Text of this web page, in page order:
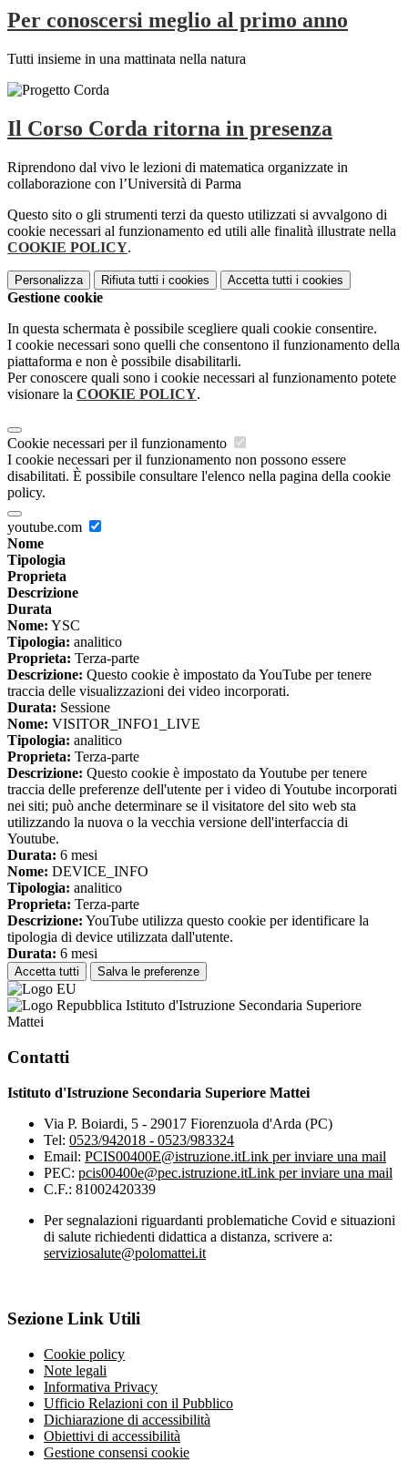
Per conoscersi meglio al primo anno
Tutti insieme in una mattinata nella natura
Il Corso Corda ritorna in presenza
Riprendono dal vivo le lezioni di matematica organizzate in
collaborazione con l’Università di Parma
Questo sito o gli strumenti terzi da questo utilizzati si avvalgono di
cookie necessari al funzionamento ed utili alle finalità illustrate nella
COOKIE POLICY.
Personalizza Rifiuta tutti i cookies Accetta tutti i cookies
Gestione cookie
In questa schermata è possibile scegliere quali cookie consentire.
I cookie necessari sono quelli che consentono il funzionamento della
piattaforma e non è possibile disabilitarli.
Per conoscere quali sono i cookie necessari al funzionamento potete
visionare la COOKIE POLICY.
Cookie necessari per il funzionamento
I cookie necessari per il funzionamento non possono essere
disabilitati. È possibile consultare l'elenco nella pagina della cookie
policy.
youtube.com
Nome
Tipologia
Proprieta
Descrizione
Durata
Nome: YSC
Tipologia: analitico
Proprieta: Terza-parte
Descrizione: Questo cookie è impostato da YouTube per tenere
traccia delle visualizzazioni dei video incorporati.
Durata: Sessione
Nome: VISITOR_INFO1_LIVE
Tipologia: analitico
Proprieta: Terza-parte
Descrizione: Questo cookie è impostato da Youtube per tenere
traccia delle preferenze dell'utente per i video di Youtube incorporati
nei siti; può anche determinare se il visitatore del sito web sta
utilizzando la nuova o la vecchia versione dell'interfaccia di
Youtube.
Durata: 6 mesi
Nome: DEVICE_INFO
Tipologia: analitico
Proprieta: Terza-parte
Descrizione: YouTube utilizza questo cookie per identificare la
tipologia di device utilizzata dall'utente.
Durata: 6 mesi
Accetta tutti Salva le preferenze
Istituto d'Istruzione Secondaria Superiore
Mattei
Contatti
Istituto d'Istruzione Secondaria Superiore Mattei
Via P. Boiardi, 5 - 29017 Fiorenzuola d'Arda (PC)
Tel: 0523/942018 - 0523/983324
Email: PCIS00400E@istruzione.itLink per inviare una mail
PEC: pcis00400e@pec.istruzione.itLink per inviare una mail
C.F.: 81002420339
Per segnalazioni riguardanti problematiche Covid e situazioni
di salute richiedenti didattica a distanza, scrivere a:
serviziosalute@polomattei.it
Sezione Link Utili
Cookie policy
Note legali
Informativa Privacy
Ufficio Relazioni con il Pubblico
Dichiarazione di accessibilità
Obiettivi di accessibilità
Gestione consensi cookie